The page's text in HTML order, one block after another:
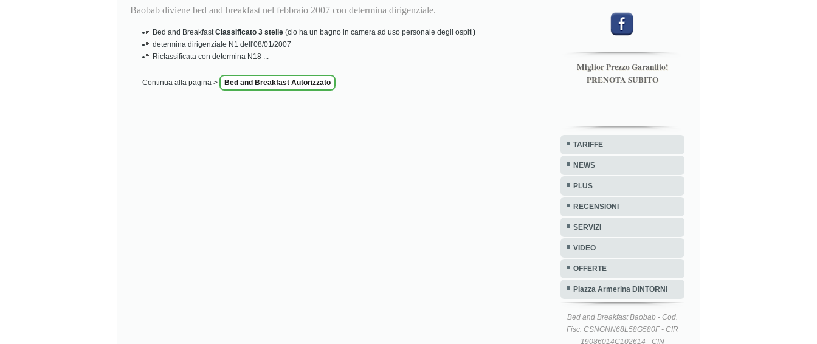
Baobab diviene bed and breakfast nel febbraio 2007 con determina dirigenziale.
Bed and BreakfastClassificato 3 stelle (cio ha un bagno in camera ad uso personale degli ospiti)
determina dirigenziale N1 dell'08/01/2007
Riclassificata con determina N18 ...
Continua alla pagina > Bed and Breakfast Autorizzato
Miglior Prezzo Garantito!
PRENOTA SUBITO
TARIFFE
NEWS
PLUS
RECENSIONI
SERVIZI
VIDEO
OFFERTE
Piazza Armerina DINTORNI
Bed and Breakfast Baobab - Cod.
Fisc. CSNGNN68L58G580F - CIR
19086014C102614 - CIN